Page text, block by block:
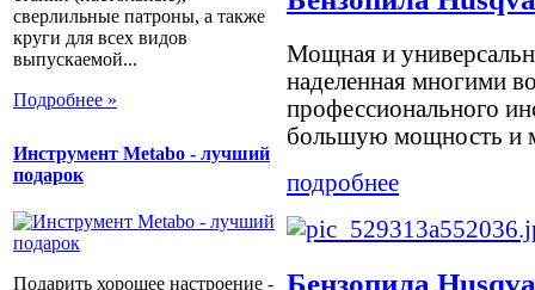
сверлильные патроны, а также
круги для всех видов
выпускаемой...
Подробнее »
Инструмент Metabo - лучший
подарок
Подарить хорошее настроение -
Мощная и
наделенная многими
профессионального
большую мощность и
подробнее
Бензопила